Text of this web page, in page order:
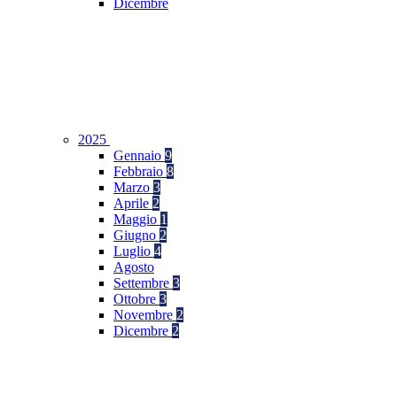
Dicembre
2025
Gennaio 9
Febbraio 8
Marzo 3
Aprile 2
Maggio 1
Giugno 2
Luglio 4
Agosto
Settembre 3
Ottobre 3
Novembre 2
Dicembre 2